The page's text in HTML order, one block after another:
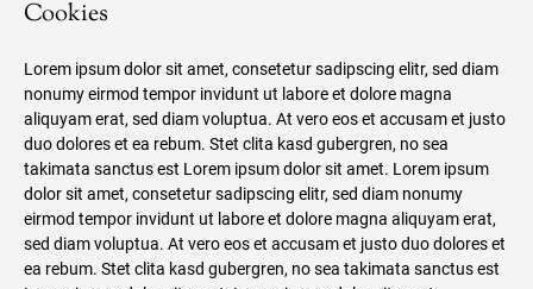
Cookies
Lorem ipsum dolor sit amet, consetetur sadipscing elitr, sed diam
nonumy eirmod tempor invidunt ut labore et dolore magna
aliquyam erat, sed diam voluptua. At vero eos et accusam et justo
duo dolores et ea rebum. Stet clita kasd gubergren, no sea
takimata sanctus est Lorem ipsum dolor sit amet. Lorem ipsum
dolor sit amet, consetetur sadipscing elitr, sed diam nonumy
eirmod tempor invidunt ut labore et dolore magna aliquyam erat,
sed diam voluptua. At vero eos et accusam et justo duo dolores et
ea rebum. Stet clita kasd gubergren, no sea takimata sanctus est